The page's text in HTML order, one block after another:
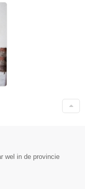
wel in de provincie